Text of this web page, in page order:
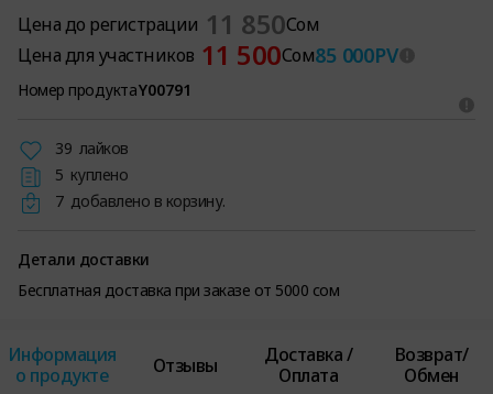
Цена до регистрации 11 850Сом
Цена для участников 11 500Сом85 000PV
Номер продуктаY00791
39 лайков
5 куплено
7 добавлено в корзину.
Детали доставки
Бесплатная доставка при заказе от 5000 сом
Информация
о продукте
Отзывы
Доставка /
Оплата
Возврат/
Обмен